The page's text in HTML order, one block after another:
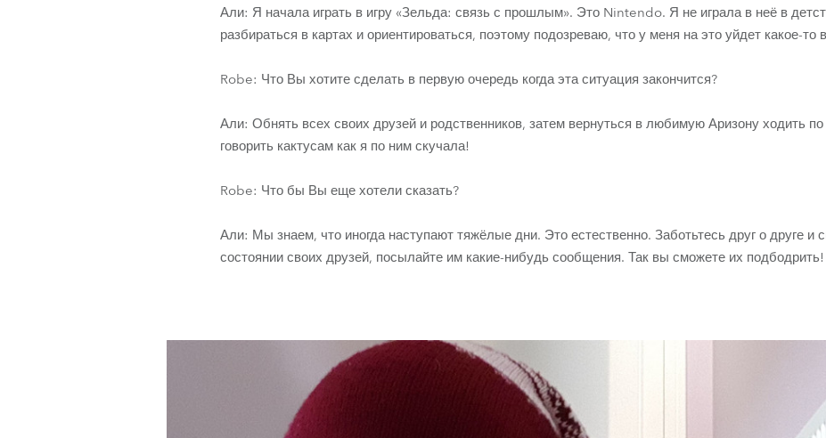
Али: Я начала играть в игру «Зельда: связь с прошлым». Это Nintendo. Я не играла в неё в
разбираться в картах и ориентироваться, поэтому подозреваю, что у меня на это уйдет какое-то
Robe: Что Вы хотите сделать в первую очередь когда эта ситуация закончится?
Али: Обнять всех своих друзей и родственников, затем вернуться в любимую Аризону ходить
говорить кактусам как я по ним скучала!
Robe: Что бы Вы еще хотели сказать?
Али: Мы знаем, что иногда наступают тяжёлые дни. Это естественно. Заботьтесь друг о друге и
состоянии своих друзей, посылайте им какие-нибудь сообщения. Так вы сможете их подбодрить!